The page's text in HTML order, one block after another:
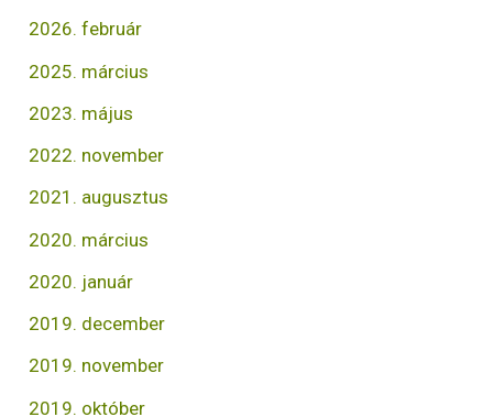
2026. február
2025. március
2023. május
2022. november
2021. augusztus
2020. március
2020. január
2019. december
2019. november
2019. október